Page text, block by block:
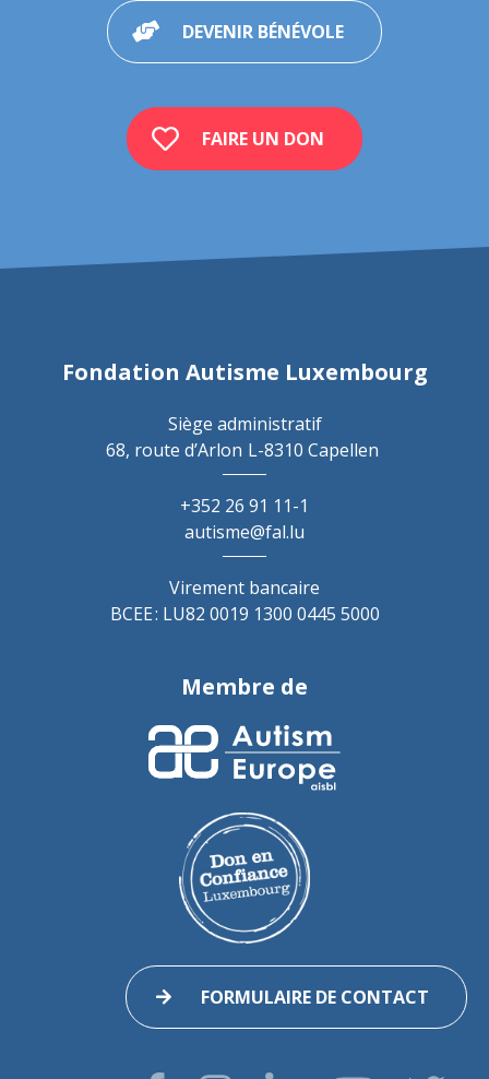
DEVENIR BÉNÉVOLE
FAIRE UN DON
Fondation Autisme Luxembourg
Siège administratif
68, route d’Arlon L-8310 Capellen
+352 26 91 11-1
autisme@fal.lu
Virement bancaire
BCEE : LU82 0019 1300 0445 5000
Membre de
FORMULAIRE DE CONTACT